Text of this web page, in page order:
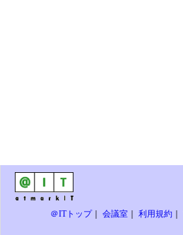
＠ITトップ｜ 会議室 利用規約